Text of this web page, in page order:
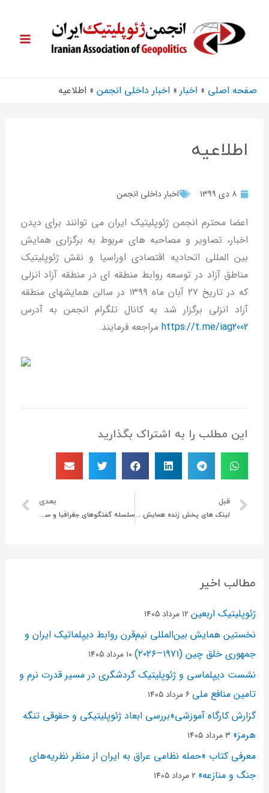
صفحه اصلی اخبار اخبار داخلی انجمن اطلاعیه
اطلاعیه
۸ دی ۱۳۹۹ اخبار داخلی انجمن
اعضا محترم انجمن ژئوپلیتیک ایران می توانند برای دیدن
اخبار، تصاویر و مصاحبه های مربوط به برگزاری همایش
بین المللی اتحادیه اقتصادی اوراسیا و نقش ژئوپلیتیک
مناطق آزاد در توسعه روابط منطقه ای در منطقه آزاد انزلی
که در تاریخ ۲۷ آبان ماه ۱۳۹۹ در سالن همایشهای منطقه
آزاد انزلی برگزار شد به کانال تلگرام انجمن به آدرس
https://t.me/iag2002مراجعه فرمایند.
این مطلب را به اشتراک بگذارید
قبل
لینک های پخش زنده همايش بين المللي اتحاديه اقتصادي اوراسيا و نقش ژئوپليتيك مناطق آزاد در توسعه روابط منطقه اي
بعدی
سلسله گفتگوهای جغرافیا و سیاست (گفتگوی یازدهم)
مطالب اخیر
ژئوپلیتیک اربعین ۱۲ مرداد ۱۴۰۵
نخستین همایش بین‌المللی نیم‌قرن روابط دیپلماتیک ایران و
جمهوری خلق چین (۱۹۷۱–۲۰۲۶)
۱۰ مرداد ۱۴۰۵
نشست دیپلماسی و ژئو‌پلیتیک گردشگری در مسیر قدرت نرم و
تامین منافع ملی ۶ مرداد ۱۴۰۵
گزارش کارگاه آموزشی«بررسی ابعاد ژئوپلیتیکی و حقوقی تنگه
هرمز» ۳ مرداد ۱۴۰۵
معرفی کتاب «حمله نظامی عراق به ایران از منظر نظریه‌های
جنگ و منازعه» ۲ مرداد ۱۴۰۵